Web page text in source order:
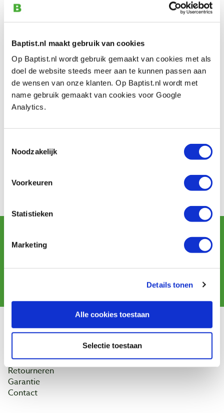
Baptist.nl maakt gebruik van cookies
Op Baptist.nl wordt gebruik gemaakt van cookies met als
doel de website steeds meer aan te kunnen passen aan
de wensen van onze klanten. Op Baptist.nl wordt met
name gebruik gemaakt van cookies voor Google
Analytics.
Noodzakelijk
Voorkeuren
Statistieken
Marketing
Details tonen
Alle cookies toestaan
Selectie toestaan
Via onze facebookpagina
https://www.facebook.com/ArtArnhem.Kunstbeurs/
houden we u op de hoogte van het laatste nieuws.
Graag tot ArtArnhem!
Vrijdag 11 november - 18.00-22.00 uur
Zaterdag 12 november - 11.00-18.00 uur
Zondag 13 november - 11.00-18.00 uur
Telefoon: 0651192022
Plaats: Arnhem
en ontvang aanbiedingen, nieuwe producten en tips.
Klantenservice
Betaling
Retourneren
Garantie
Contact